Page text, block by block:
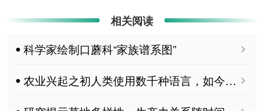
相关阅读
ꔷ 科学家绘制口蘑科“家族谱系图”
ꔷ 农业兴起之初人类使用数千种语言，如今多数已消亡